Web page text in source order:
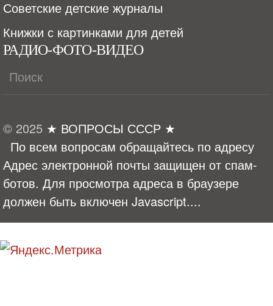
Советские детские журналы
Книжки с картинками для детей
РАДИО-ФОТО-ВИДЕО
© 2025 ★ ВОПРОСЫ СССР ★
По всем вопросам обращайтесь по адресу
Адрес электронной почты защищен от спам-
ботов. Для просмотра адреса в браузере
должен быть включен Javascript....